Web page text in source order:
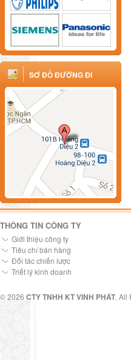
SƠ ĐỒ ĐƯỜNG ĐI
THÔNG TIN CÔNG TY
Giới thiệu công ty
Tiêu chí bán hàng
Đối tác chiến lược
Triết lý kinh doanh
© 2026 CTY TNHH KT VINH PHÁT. All